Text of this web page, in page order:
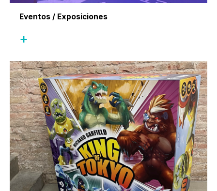
Eventos / Exposiciones
+